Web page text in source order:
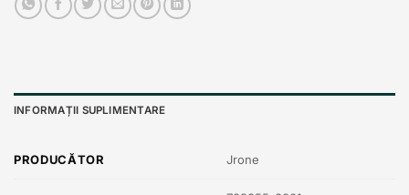
INFORMAȚII SUPLIMENTARE
PRODUCĂTOR Jrone